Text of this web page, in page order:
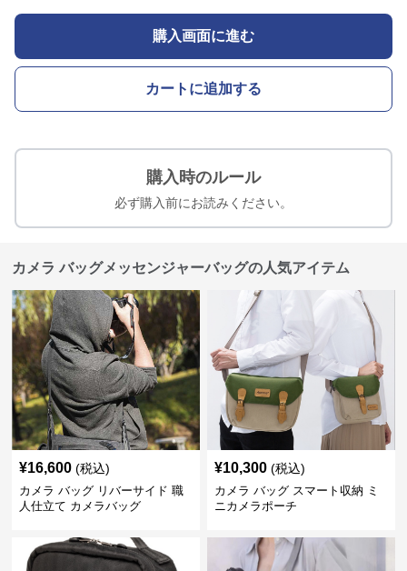
購入画面に進む
カートに追加する
購入時のルール
必ず購入前にお読みください。
カメラ バッグメッセンジャーバッグの人気アイテム
¥16,600 (税込)
カメラ バッグ リバーサイド 職
人仕立て カメラバッグ
¥10,300 (税込)
カメラ バッグ スマート収納 ミ
ニカメラポーチ